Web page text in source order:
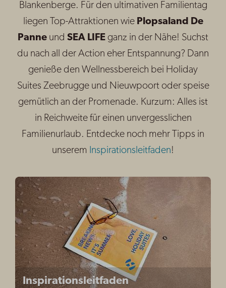
Blankenberge. Für den ultimativen Familientag
liegen Top-Attraktionen wie Plopsaland De
Panne und SEA LIFE ganz in der Nähe! Suchst
du nach all der Action eher Entspannung? Dann
genieße den Wellnessbereich bei Holiday
Suites Zeebrugge und Nieuwpoort oder speise
gemütlich an der Promenade. Kurzum: Alles ist
in Reichweite für einen unvergesslichen
Familienurlaub. Entdecke noch mehr Tipps in
unserem Inspirationsleitfaden!
Inspirationsleitfaden